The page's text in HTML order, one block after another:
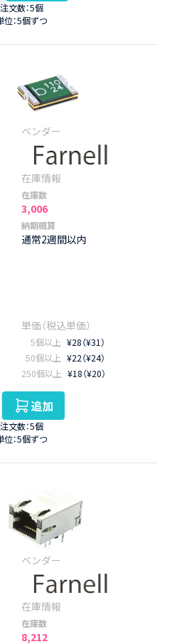
文数：5個
位：5個ずつ
在庫数
3,006
納期概算
通常2週間以内
5個以上 ¥28（¥31）
50個以上 ¥22（¥24）
250個以上 ¥18（¥20）
追加
文数：5個
位：5個ずつ
在庫数
8,212